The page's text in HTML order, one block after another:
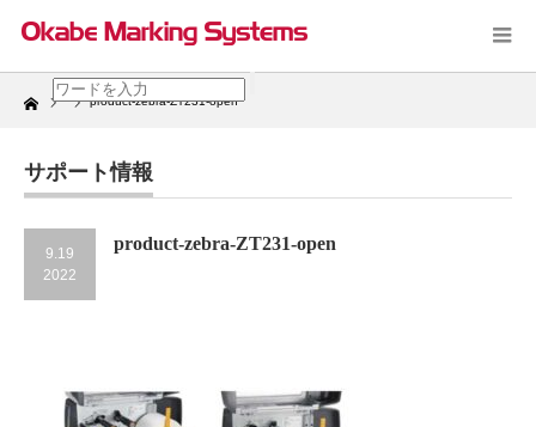
Home product-zebra-ZT231-open
サポート情報
9.19
2022
product-zebra-ZT231-open